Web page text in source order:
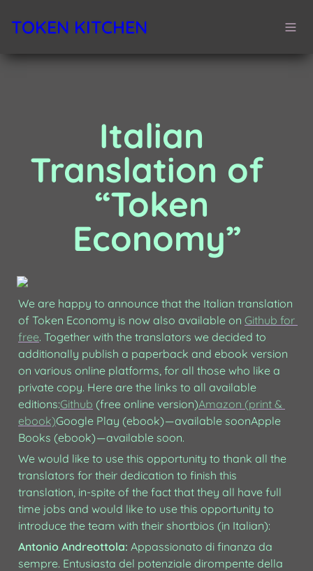
TOKEN KITCHEN
Italian
Translation of
“Token
Economy”
We are happy to announce that the Italian translation
of Token Economy is now also available on Github for
free. Together with the translators we decided to
additionally publish a paperback and ebook version
on various online platforms, for all those who like a
private copy. Here are the links to all available
editions:Github (free online version)Amazon (print &
ebook)Google Play (ebook) — available soonApple
Books (ebook) — available soon.
We would like to use this opportunity to thank all the
translators for their dedication to finish this
translation, in-spite of the fact that they all have full
time jobs and would like to use this opportunity to
introduce the team with their shortbios (in Italian):
Antonio Andreottola: Appassionato di finanza da
sempre. Entusiasta del potenziale dirompente della